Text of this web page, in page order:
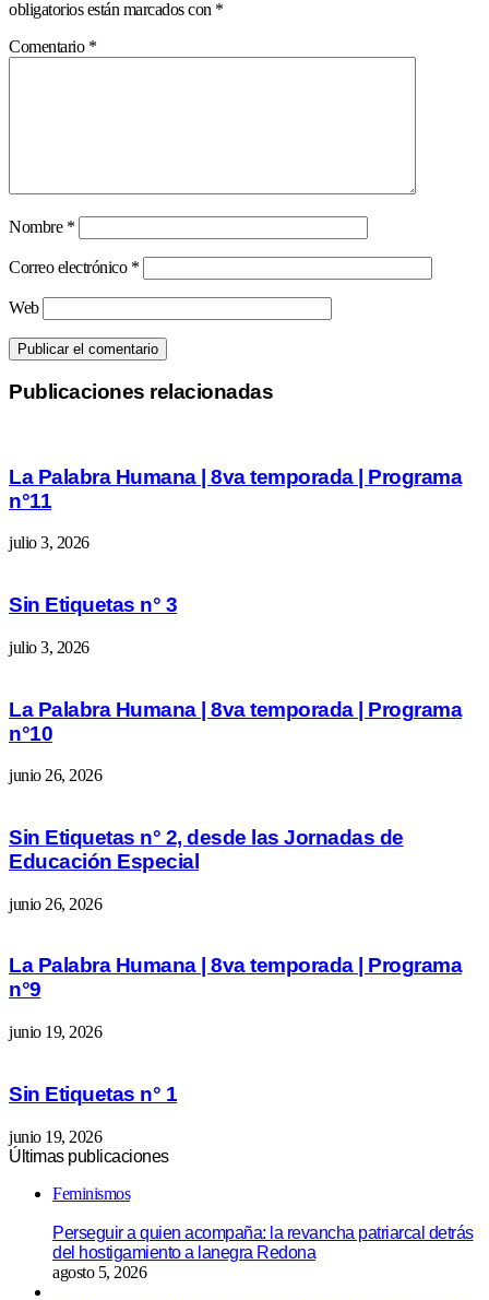
obligatorios están marcados con *
Comentario *
Nombre *
Correo electrónico *
Web
Publicaciones relacionadas
La Palabra Humana | 8va temporada | Programa
n°11
julio 3, 2026
Sin Etiquetas n° 3
julio 3, 2026
La Palabra Humana | 8va temporada | Programa
n°10
junio 26, 2026
Sin Etiquetas n° 2, desde las Jornadas de
Educación Especial
junio 26, 2026
La Palabra Humana | 8va temporada | Programa
n°9
junio 19, 2026
Sin Etiquetas n° 1
junio 19, 2026
Últimas publicaciones
Feminismos
Perseguir a quien acompaña: la revancha patriarcal detrás
del hostigamiento a lanegra Redona
agosto 5, 2026